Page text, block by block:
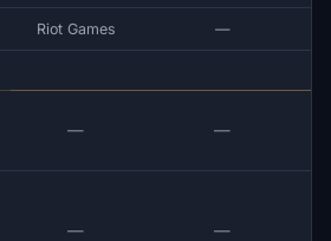
Riot Games —
— —
— —